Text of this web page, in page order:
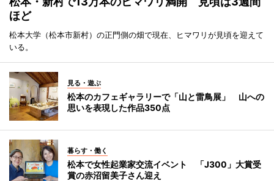
ほど
松本大学（松本市新村）の正門側の畑で現在、ヒマワリが見頃を迎えて
いる。
見る・遊ぶ
松本のカフェギャラリーで「山と雷鳥展」 山への
思いを表現した作品350点
暮らす・働く
松本で女性起業家交流イベント 「J300」大賞受
賞の赤沼留美子さん迎え